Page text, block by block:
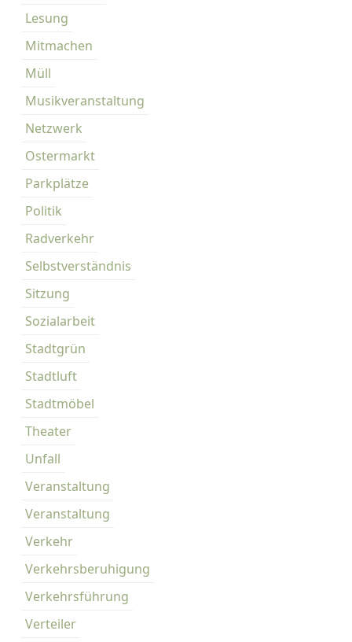
Lesung
Mitmachen
Müll
Musikveranstaltung
Netzwerk
Ostermarkt
Parkplätze
Politik
Radverkehr
Selbstverständnis
Sitzung
Sozialarbeit
Stadtgrün
Stadtluft
Stadtmöbel
Theater
Unfall
Veranstaltung
Veranstaltung
Verkehr
Verkehrsberuhigung
Verkehrsführung
Verteiler